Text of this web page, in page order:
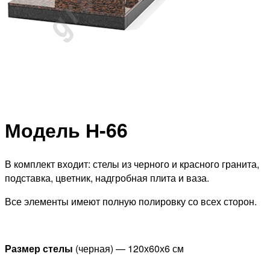
Модель Н-66
В комплект входит: стелы из черного и красного гранита,
подставка, цветник, надгробная плита и ваза.
Все элементы имеют полную полировку со всех сторон.
Размер стелы (черная) — 120х60х6 см